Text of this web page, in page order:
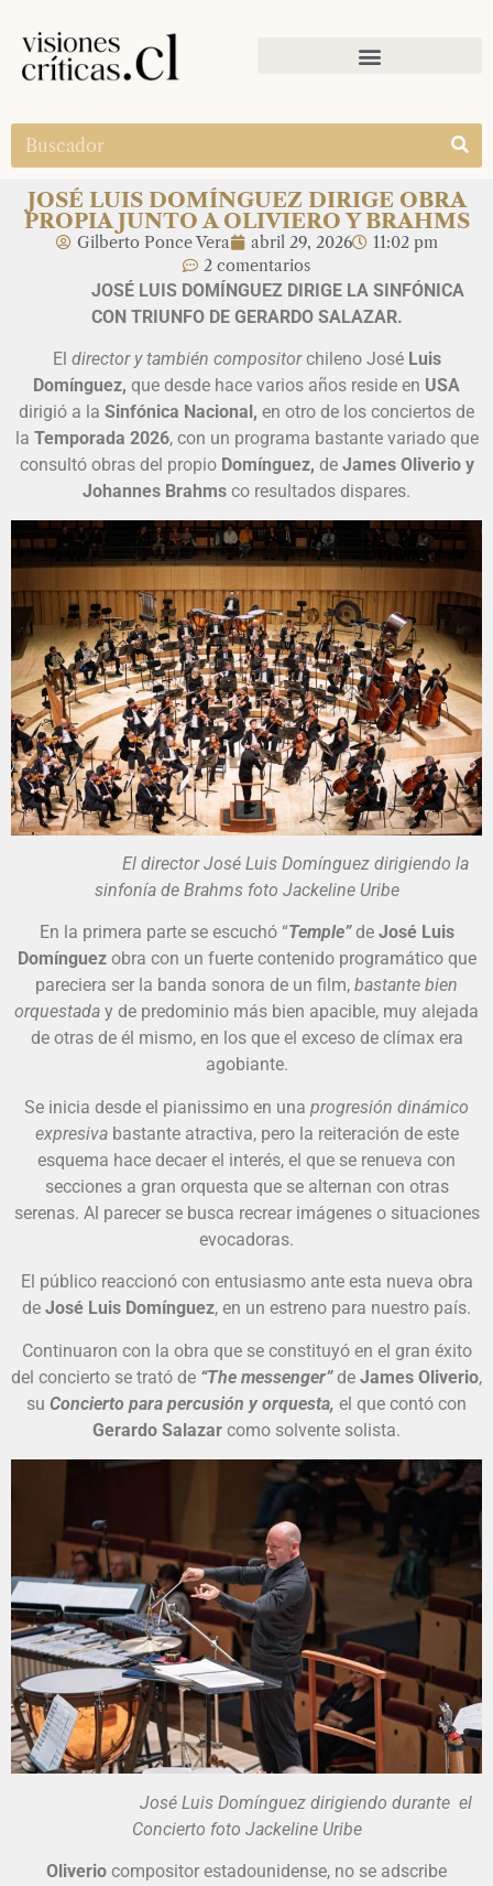
JOSÉ LUIS DOMÍNGUEZ DIRIGE OBRA
PROPIA JUNTO A OLIVIERO Y BRAHMS
Gilberto Ponce Vera abril 29, 2026
11:02 pm
2 comentarios
JOSÉ LUIS DOMÍNGUEZ DIRIGE LA SINFÓNICA
CON TRIUNFO DE GERARDO SALAZAR.
El director y también compositorchileno JoséLuis
Domínguez, que desde hace varios años reside en USA
dirigió a la Sinfónica Nacional, en otro de los conciertos de
la Temporada 2026, con un programa bastante variado que
consultó obras del propio Domínguez, deJames Oliverio y
Johannes Brahms co resultados dispares.
El director José Luis Domínguez dirigiendo la
sinfonía de Brahms foto Jackeline Uribe
En la primera parte se escuchó “Temple” de José Luis
Domínguezobra con un fuerte contenido programático que
pareciera ser la banda sonora de un film, bastante bien
orquestada y de predominio más bien apacible, muy alejada
de otras de él mismo, en los que el exceso de clímax era
agobiante.
Se inicia desde el pianissimo en una progresión dinámico
expresivabastante atractiva, pero la reiteración de este
esquema hace decaer el interés, el que se renueva con
secciones a gran orquesta que se alternan con otras
serenas. Al parecer se busca recrear imágenes o situaciones
evocadoras.
El público reaccionó con entusiasmo ante esta nueva obra
de José Luis Domínguez, en un estreno para nuestro país.
Continuaron con la obra que se constituyó en el gran éxito
del concierto se trató de “The messenger” de James Oliverio,
su Concierto para percusión y orquesta, el que contó con
Gerardo Salazar como solvente solista.
José Luis Domínguez dirigiendo durante el
Concierto foto Jackeline Uribe
Oliverio compositor estadounidense, no se adscribe